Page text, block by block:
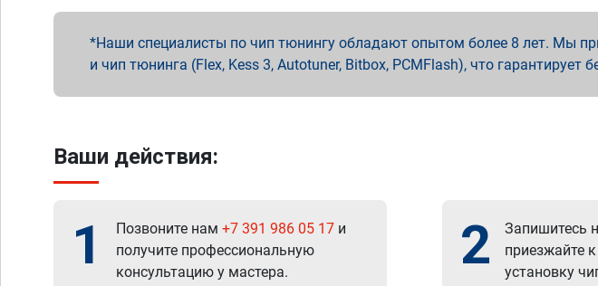
Наши специалисты по чип тюнингу обладают опытом более 8 лет. Мы
и чип тюнинга (Flex, Kess 3, Autotuner, Bitbox, PCMFlash), что гарантирует
Ваши действия:
1 Позвоните нам +7 391 986 05 17 и
получите профессиональную
консультацию у мастера.
2
Запишитесь
приезжайте
установку